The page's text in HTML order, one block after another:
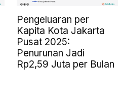
Pengeluaran per
Kapita Kota Jakarta
Pusat 2025:
Penurunan Jadi
Rp2,59 Juta per Bulan